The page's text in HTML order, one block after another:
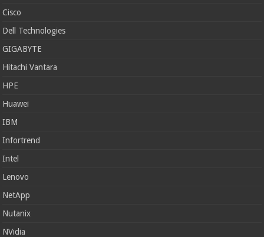
Cisco
Dell Technologies
GIGABYTE
Hitachi Vantara
HPE
Huawei
IBM
Infortrend
Intel
Lenovo
NetApp
Nutanix
NVidia